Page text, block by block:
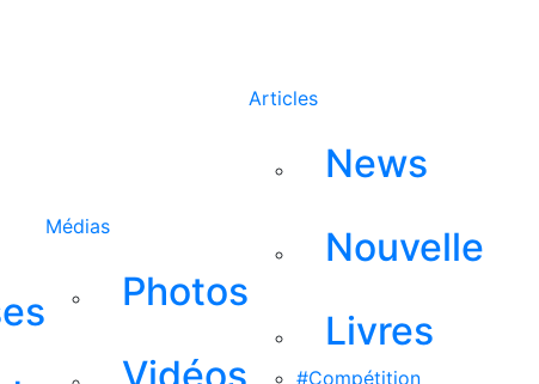
Médias
Photos
Articles
News
Nouvelle
Livres
#Compétition